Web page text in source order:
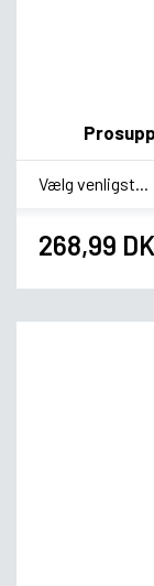
* smag
268,99